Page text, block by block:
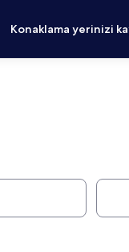
Konaklama yerinizi